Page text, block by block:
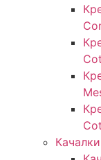
Качалки